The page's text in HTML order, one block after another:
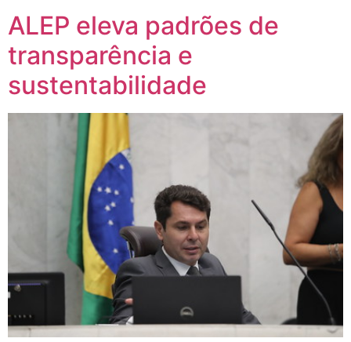
ALEP eleva padrões de
transparência e
sustentabilidade